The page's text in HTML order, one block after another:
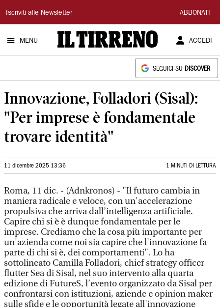
Il
Tirreno
Iscriviti alle Newsletter ABBONATI
MENU ACCEDI
SEGUICI SU DISCOVER
Innovazione, Folladori (Sisal):
"Per imprese è fondamentale
trovare identità"
11 dicembre 2025 13:36 1 MINUTI DI LETTURA
Roma, 11 dic. - (Adnkronos) - "Il futuro cambia in
maniera radicale e veloce, con un'accelerazione
propulsiva che arriva dall’intelligenza artificiale.
Capire chi si è è dunque fondamentale per le
imprese. Crediamo che la cosa più importante per
un'azienda come noi sia capire che l'innovazione fa
parte di chi si è, dei comportamenti". Lo ha
sottolineato Camilla Folladori, chief strategy officer
flutter Sea di Sisal, nel suo intervento alla quarta
edizione di FutureS, l’evento organizzato da Sisal per
confrontarsi con istituzioni, aziende e opinion maker
sulle sfide e le opportunità legate all'innovazione